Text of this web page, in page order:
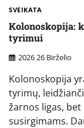
SVEIKATA
Kolonoskopija:
tyrimui
2026 26 Birželio
Kolonoskopija
tyrimų,
žarnos ligas,
susirgimams.